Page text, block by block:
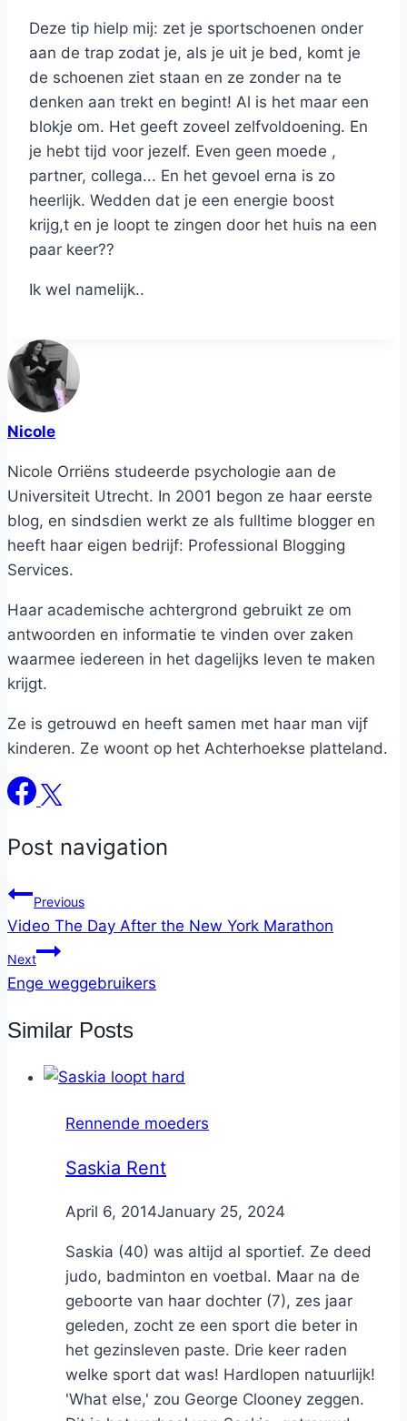
Deze tip hielp mij: zet je sportschoenen onder
aan de trap zodat je, als je uit je bed, komt je
de schoenen ziet staan en ze zonder na te
denken aan trekt en begint! Al is het maar een
blokje om. Het geeft zoveel zelfvoldoening. En
je hebt tijd voor jezelf. Even geen moede ,
partner, collega... En het gevoel erna is zo
heerlijk. Wedden dat je een energie boost
krijg,t en je loopt te zingen door het huis na een
paar keer??
Ik wel namelijk..
Nicole
Nicole Orriëns studeerde psychologie aan de
Universiteit Utrecht. In 2001 begon ze haar eerste
blog, en sindsdien werkt ze als fulltime blogger en
heeft haar eigen bedrijf: Professional Blogging
Services.
Haar academische achtergrond gebruikt ze om
antwoorden en informatie te vinden over zaken
waarmee iedereen in het dagelijks leven te maken
krijgt.
Ze is getrouwd en heeft samen met haar man vijf
kinderen. Ze woont op het Achterhoekse platteland.
Post navigation
Previous
Video The Day After the New York Marathon
Next
Enge weggebruikers
Similar Posts
Rennende moeders
Saskia Rent
ByNicole
April 6, 2014January 25, 2024
Saskia (40) was altijd al sportief. Ze deed
judo, badminton en voetbal. Maar na de
geboorte van haar dochter (7), zes jaar
geleden, zocht ze een sport die beter in
het gezinsleven paste. Drie keer raden
welke sport dat was! Hardlopen natuurlijk!
'What else,' zou George Clooney zeggen.